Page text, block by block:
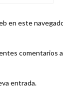
en este
comentarios
entrada.